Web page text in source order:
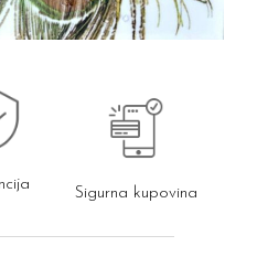
Sigurna kupovina